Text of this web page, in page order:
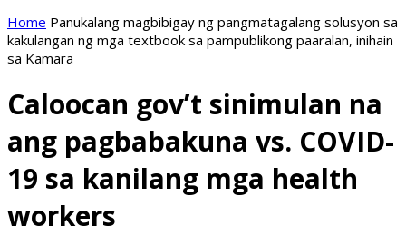
Home Panukalang magbibigay ng pangmatagalang solusyon sa
kakulangan ng mga textbook sa pampublikong paaralan, inihain
sa Kamara
Caloocan gov’t sinimulan na
ang pagbabakuna vs. COVID-
19 sa kanilang mga health
workers